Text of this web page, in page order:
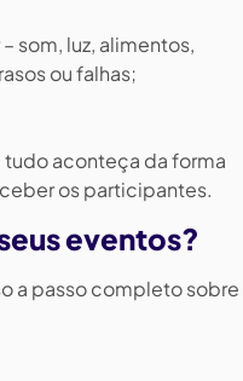
som, luz, alimentos,
ou falhas;
tudo aconteça da forma
os participantes.
eventos?
a passo completo sobre